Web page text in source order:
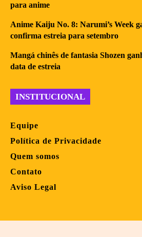
para anime
Anime Kaiju No. 8: Narumi’s Week
confirma estreia para setembro
Mangá chinês de fantasia Shozen
data de estreia
INSTITUCIONAL
Equipe
Política de Privacidade
Quem somos
Contato
Aviso Legal